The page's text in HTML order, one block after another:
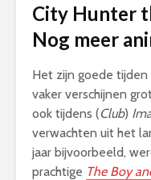
City Hunter
Nog meer
Het zijn goede
vaker verschijnen
ook tijdens (Club)
verwachten uit het
jaar bijvoorbeeld,
prachtige The Boy